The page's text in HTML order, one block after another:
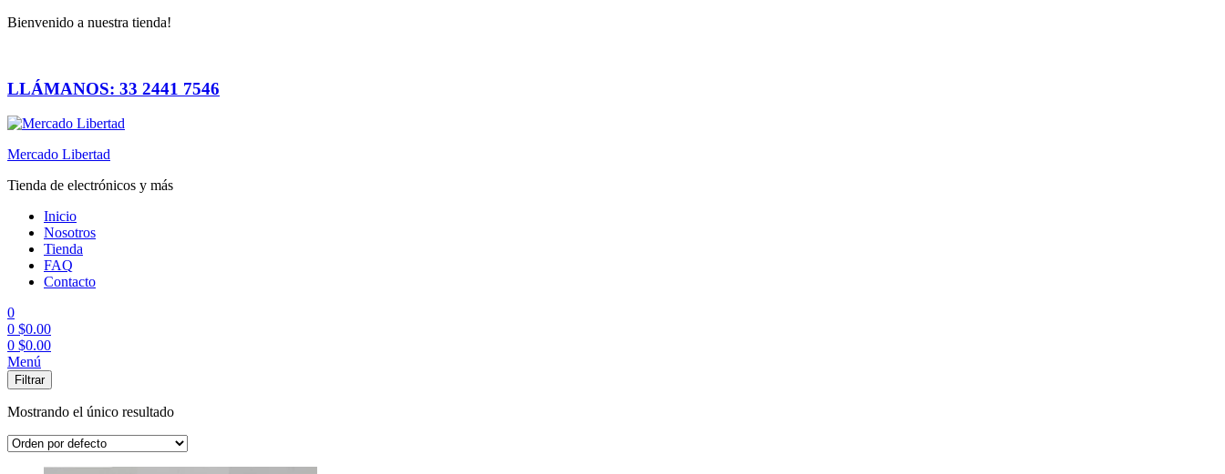
Bienvenido a nuestra tienda!
LLÁMANOS: 33 2441 7546
Mercado Libertad
Tienda de electrónicos y más
Inicio
Nosotros
Tienda
FAQ
Contacto
0
0 $0.00
0 $0.00
Menú
Filtrar
Mostrando el único resultado